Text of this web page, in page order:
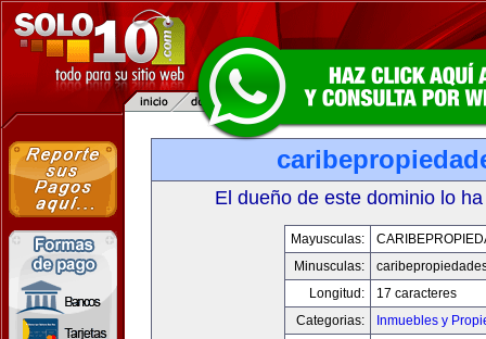
El dueño de este dominio lo
Mayusculas:
Minusculas:
Longitud:
17 caracteres
Categorias:
Inmuebles y